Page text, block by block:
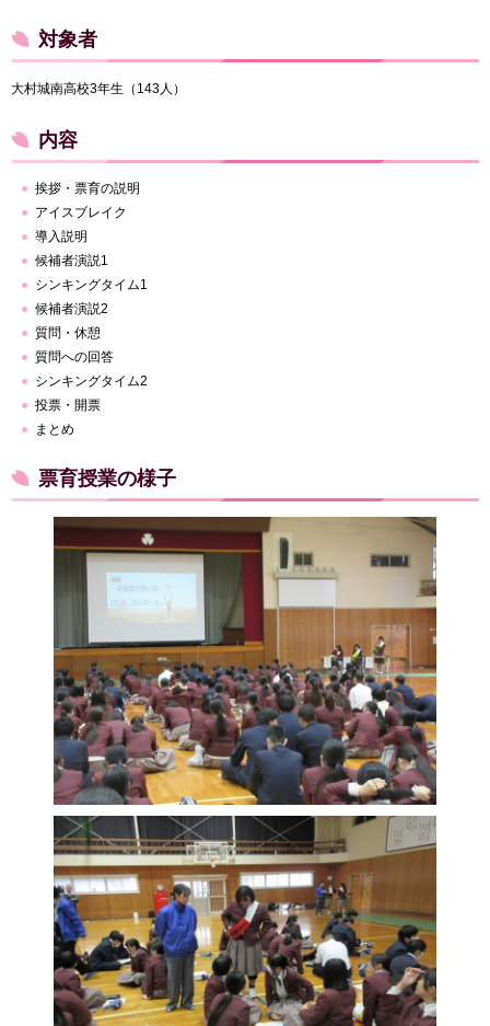
対象者
大村城南高校3年生（143人）
内容
挨拶・票育の説明
アイスブレイク
導入説明
候補者演説1
シンキングタイム1
候補者演説2
質問・休憩
質問への回答
シンキングタイム2
投票・開票
まとめ
票育授業の様子